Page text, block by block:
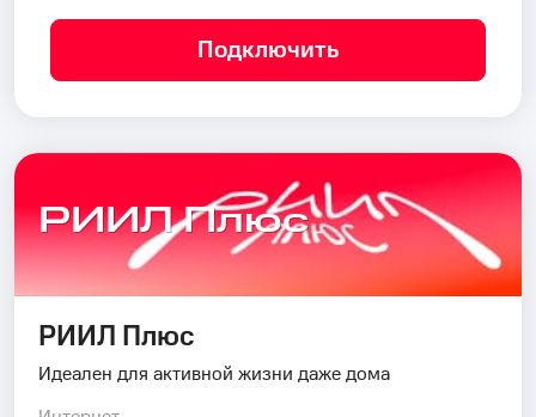
Подключить
РИИЛ Плюс
РИИЛ Плюс
Идеален для активной жизни даже дома